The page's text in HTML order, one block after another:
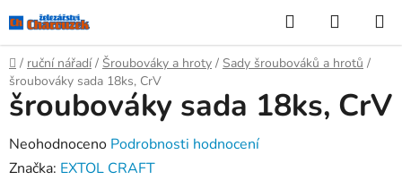
na
obsah
Hledat
KOŠÍK
Domů
/ ruční nářadí / Šroubováky a hroty / Sady šroubováků a hrotů /
šroubováky sada 18ks, CrV
šroubováky sada 18ks, CrV
Průměrné
hodnocení
Neohodnoceno Podrobnosti hodnocení
Značka: EXTOL CRAFT